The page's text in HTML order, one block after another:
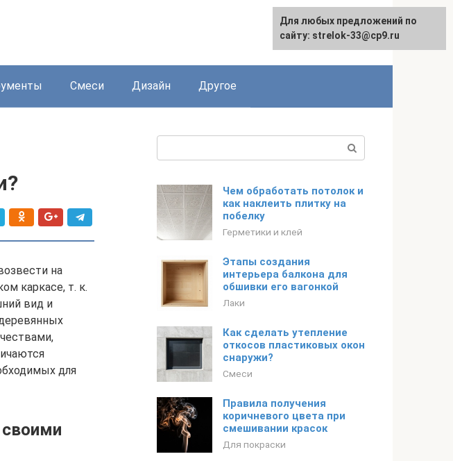
Смеси Дизайн Другое
на
каркасе, т. к.
вид и
для
Чем обработать потолок и
как наклеить плитку на
побелку
Герметики и клей
Этапы создания
интерьера балкона для
обшивки его вагонкой
Лаки
Как сделать утепление
откосов пластиковых окон
снаружи?
Смеси
Правила получения
коричневого цвета при
смешивании красок
Для покраски
Для любых предложений по
сайту: strelok-33@cp9.ru
Для любых предложений по
сайту: strelok-33@cp9.ru